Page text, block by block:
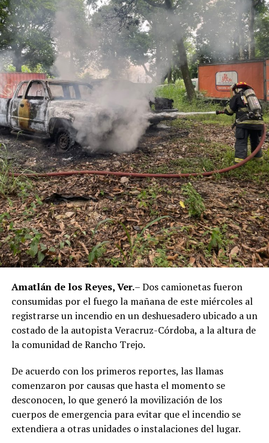
Los ahora sentenciados formaban parte de la Policía
Municipal de Coscomatepec durante la administración
del alcalde de Movimiento Ciudadano, Armando Reyes
Muñoz, y permanecerán recluidos en el Centro de
Reinserción Social de Mediana Seguridad de La Toma, en
Amatlán de los Reyes, donde cumplirán la condena.
Aunque durante el operativo fueron detenidos siete
policías municipales, la sentencia dada a conocer
corresponde únicamente a seis de ellos. Hasta el
momento, las autoridades no han informado la situación
jurídica del séptimo implicado.
El caso evidenció presuntas irregularidades dentro de la
corporación policiaca y motivó la intervención de
autoridades estatales y federales, en un contexto de
reforzamiento de las investigaciones contra servidores
públicos relacionados con actividades ilícitas en la
La sentencia representa uno de los primeros fallos
derivados de aquel operativo y confirma la
responsabilidad penal de los exuniformados por delitos
relacionados con la posesión de droga y el
públicos.
Amatlán de los Reyes, Ver.– Dos camionetas fueron
consumidas por el fuego la mañana de este miércoles al
registrarse un incendio en un deshuesadero ubicado a un
costado de la autopista Veracruz-Córdoba, a la altura de
la comunidad de Rancho Trejo.
De acuerdo con los primeros reportes, las llamas
comenzaron por causas que hasta el momento se
desconocen, lo que generó la movilización de los
cuerpos de emergencia para evitar que el incendio se
extendiera a otras unidades o instalaciones del lugar.